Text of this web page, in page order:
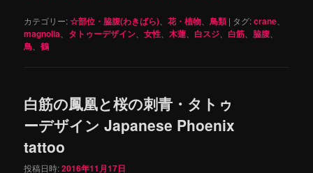
カテゴリー:☆部位・脇腹(わきばら) 、花・植物 、鳥類 | タグ:crane
magnolia タトゥーデザイン 、女性 、木蓮 白スジ 白筋 脇腹
鳥 、鶴
白筋の鳳凰と桜の刺青・タトゥ
ーデザイン Japanese Phoenix
tattoo
投稿日時:2016年11月17日